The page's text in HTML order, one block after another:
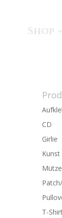
Shop
CD
Girlie
Kunst
T-